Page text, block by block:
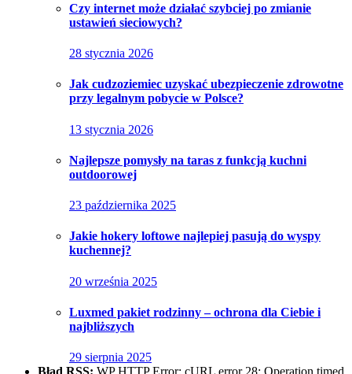
Czy internet może działać szybciej po zmianie
ustawień sieciowych?
28 stycznia 2026
Jak cudzoziemiec uzyskać ubezpieczenie zdrowotne
przy legalnym pobycie w Polsce?
13 stycznia 2026
Najlepsze pomysły na taras z funkcją kuchni
outdoorowej
23 października 2025
Jakie hokery loftowe najlepiej pasują do wyspy
kuchennej?
20 września 2025
Luxmed pakiet rodzinny – ochrona dla Ciebie i
najbliższych
29 sierpnia 2025